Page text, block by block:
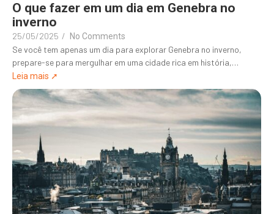
O que fazer em um dia em Genebra no
inverno
25/05/2025 / No Comments
Se você tem apenas um dia para explorar Genebra no inverno,
prepare-se para mergulhar em uma cidade rica em história,…
Leia mais ➚